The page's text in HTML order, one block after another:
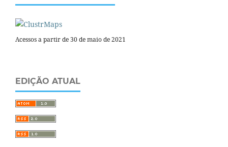
Acessos a partir de 30 de maio de 2021
EDIÇÃO ATUAL